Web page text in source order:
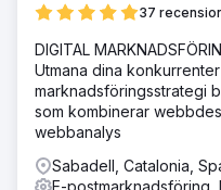
37
DIGITAL
Utmana dina
marknadsföringsstrategi
som kombinerar
webbanalys
Sabadell, Catalonia,
E-postmarknadsföring,